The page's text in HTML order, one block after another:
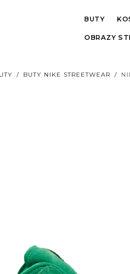
BUTY
OBRAZY
/ BUTY NIKE STREETWEAR /